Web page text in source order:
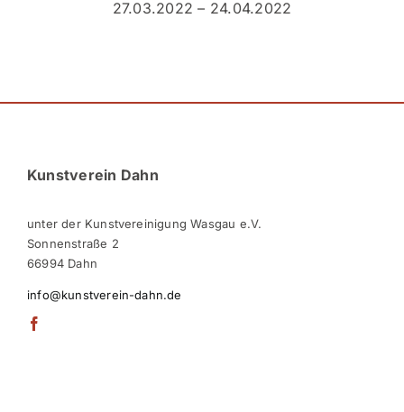
27.03.2022 – 24.04.2022
Kunstverein Dahn
unter der Kunstvereinigung Wasgau e.V.
Sonnenstraße 2
66994 Dahn
info@kunstverein-dahn.de